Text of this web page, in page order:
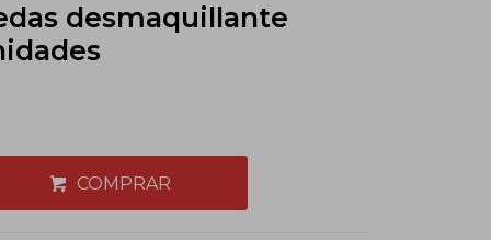
desmaquillante
COMPRAR